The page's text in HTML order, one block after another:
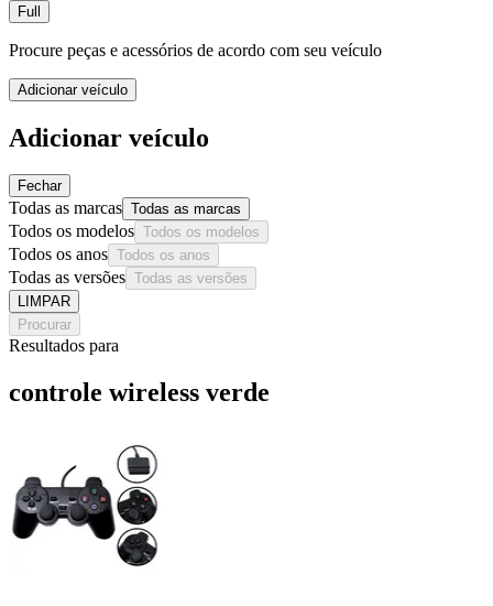
Full
Procure peças e acessórios de acordo com seu veículo
Adicionar veículo
Adicionar veículo
Fechar
Todas as marcas Todas as marcas
Todos os modelos Todos os modelos
Todos os anos Todos os anos
Todas as versões Todas as versões
LIMPAR
Procurar
Resultados para
controle wireless verde